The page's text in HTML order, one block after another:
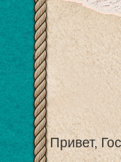
Привет,